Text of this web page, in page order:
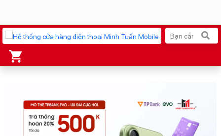
AirTag 2 Mới Galaxy Z8 Series